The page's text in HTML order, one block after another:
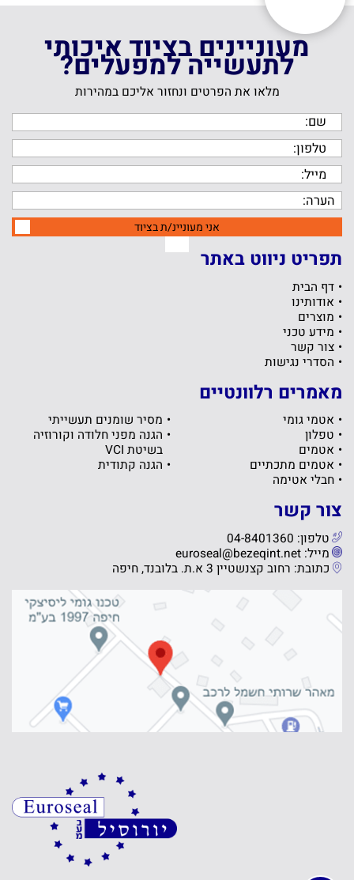
מעוניינים בציוד איכותי
לתעשייה למפעלים?
מלאו את הפרטים ונחזור אליכם במהירות
אני מעוניינ/ת בציוד
תפריט ניווט באתר
דף הבית
אודותינו
מוצרים
מידע טכני
צור קשר
הסדרי נגישות
מאמרים רלוונטיים
אטמי גומי
טפלון
אטמים
אטמים מתכתיים
חבלי אטימה
מסיר שומנים תעשייתי
הגנה מפני חלודה וקורוזיה
בשיטת VCI
הגנה קתודית
צור קשר
טלפון: 04-8401360
מייל: euroseal@bezeqint.net
כתובת: רחוב קצנשטיין 3 א.ת. בלובנד, חיפה